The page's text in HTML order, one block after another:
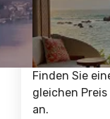
Finden Sie
gleichen
an.